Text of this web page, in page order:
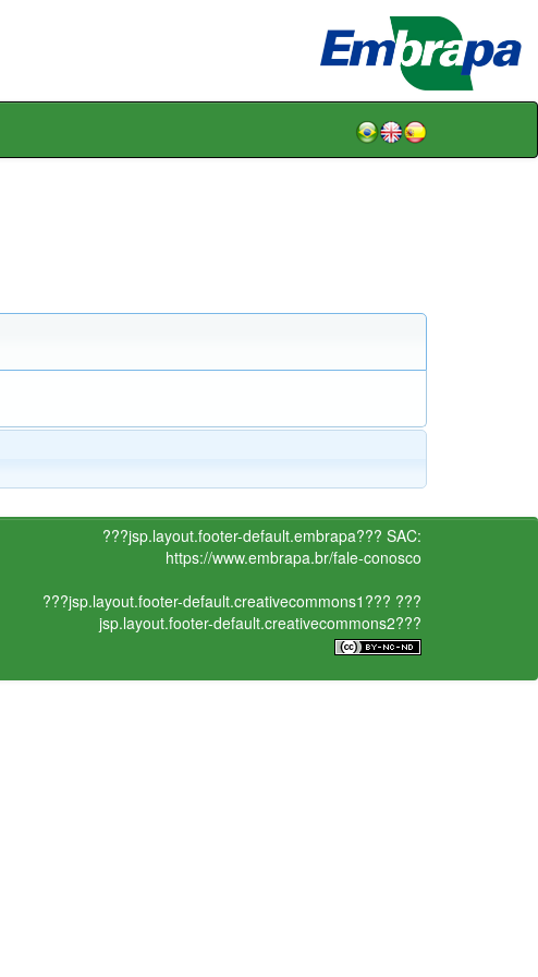
???jsp.layout.footer-default.embrapa??? SAC:
https://www.embrapa.br/fale-conosco
???jsp.layout.footer-default.creativecommons1??? ???
jsp.layout.footer-default.creativecommons2???